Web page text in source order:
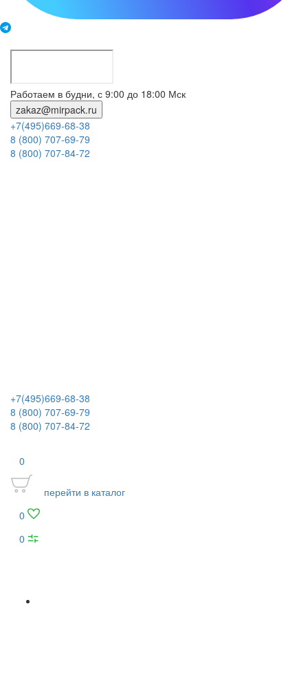
Работаем в будни, с 9:00 до 18:00 Мск
zakaz@mirpack.ru
+7(495)669-68-38
8 (800) 707-69-79
8 (800) 707-84-72
+7(495)669-68-38
8 (800) 707-69-79
8 (800) 707-84-72
0
перейти в каталог
0
0